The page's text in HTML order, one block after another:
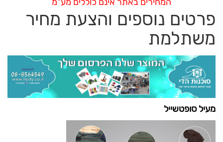
פרטים נוספים והצעת מחיר
משתלמת
מעיל סופטשייל